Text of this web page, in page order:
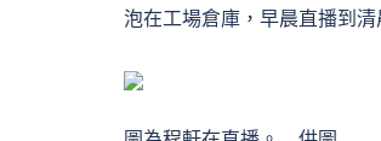
泡在工場倉庫，早晨直播到